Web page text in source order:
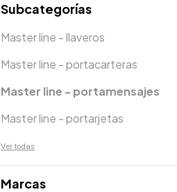
Subcategorías
Master line - llaveros
Master line - portacarteras
Master line - portamensajes
Master line - portarjetas
Ver todas
Marcas